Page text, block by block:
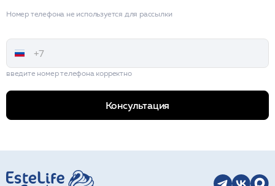
Номер телефона не используется для рассылки
введите номер телефона корректно
Консультация